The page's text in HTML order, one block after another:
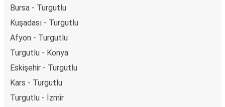
Bursa - Turgutlu
Kuşadası - Turgutlu
Afyon - Turgutlu
Turgutlu - Konya
Eskişehir - Turgutlu
Kars - Turgutlu
Turgutlu - İzmir